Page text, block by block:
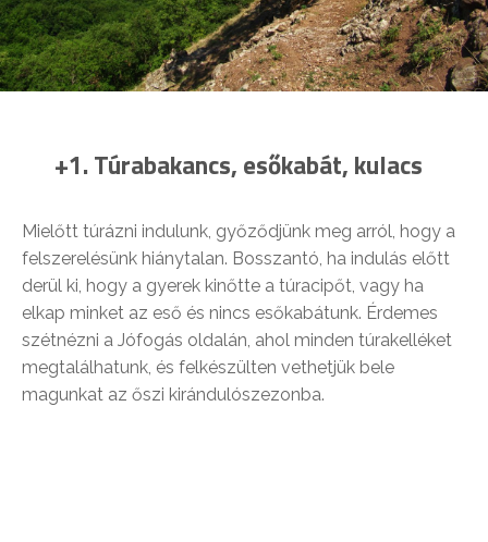
+1. Túrabakancs, esőkabát, kulacs
Mielőtt túrázni indulunk, győződjünk meg arról, hogy a
felszerelésünk hiánytalan. Bosszantó, ha indulás előtt
derül ki, hogy a gyerek kinőtte a túracipőt, vagy ha
elkap minket az eső és nincs esőkabátunk. Érdemes
szétnézni a Jófogás oldalán, ahol minden túrakelléket
megtalálhatunk, és felkészülten vethetjük bele
magunkat az őszi kirándulószezonba.